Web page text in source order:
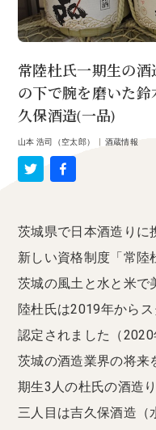
常陸杜氏一期生の酒
の下で腕を磨いた
久保酒造(一品)
山本 浩司（空太郎） 酒蔵情報
茨城県で日本酒造りに
新しい資格制度「常陸
茨城の風土と水と米で
陸杜氏は2019年から
認定されました（2020
茨城の酒造業界の将来
期生3人の杜氏の酒造
三人目は吉久保酒造（